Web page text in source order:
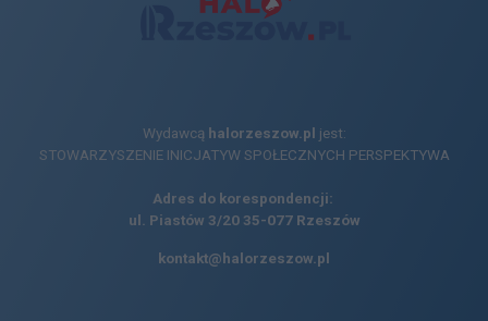
Wydawcą halorzeszow.pl jest:
STOWARZYSZENIE INICJATYW SPOŁECZNYCH PERSPEKTYWA
Adres do korespondencji:
ul. Piastów 3/20 35-077 Rzeszów
kontakt@halorzeszow.pl